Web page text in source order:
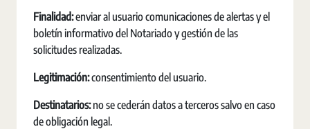
Finalidad:enviar al usuario comunicaciones de alertas y el
boletín informativo del Notariado y gestión de las
solicitudes realizadas.
Legitimación:consentimiento del usuario.
Destinatarios:no se cederán datos a terceros salvo en caso
de obligación legal.